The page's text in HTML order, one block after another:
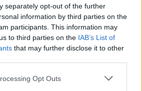
separately opt-out of the further
information by third parties on the
participants. This information may
to third parties on the IAB’s List of
that may further disclose it to other
Opt Outs